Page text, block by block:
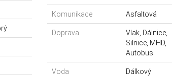
Komunikace Asfaltová
Doprava
Vlak, Dálnice,
Silnice, MHD,
Autobus
Voda
Dálkový